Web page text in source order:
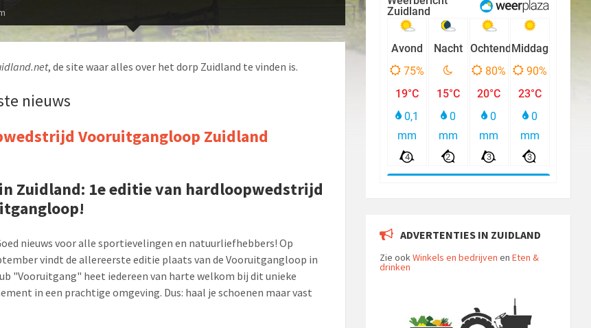
, de site waar alles over het dorp Zuidland te vinden is.
nieuws
Vooruitgangloop Zuidland
Zuidland: 1e editie van hardloopwedstrijd
nieuws voor alle sportievelingen en natuurliefhebbers! Op
vindt de allereerste editie plaats van de Vooruitgangloop in
"Vooruitgang" heet iedereen van harte welkom bij dit unieke
in een prachtige omgeving. Dus: haal je schoenen maar vast
ADVERTENTIES IN ZUIDLAND
Zie ookWinkels en bedrijven en Eten &
drinken